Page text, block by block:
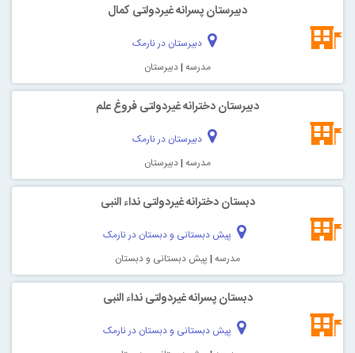
دبیرستان پسرانه غیردولتی کمال
دبیرستان در نارمک
مدرسه |دبیرستان
دبیرستان دخترانه غیردولتی فروغ علم
دبیرستان در نارمک
مدرسه |دبیرستان
دبستان دخترانه غیردولتی نداء النبی
پیش دبستانی و دبستان در نارمک
مدرسه | پیش دبستانی و دبستان
دبستان پسرانه غیردولتی نداء النبی
پیش دبستانی و دبستان در نارمک